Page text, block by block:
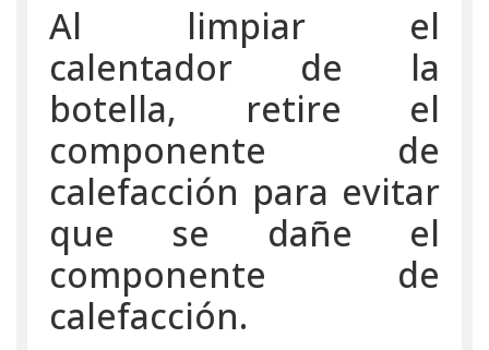
Al limpiar el
calentador de la
botella, retire el
componente de
calefacción para evitar
que se dañe el
componente de
calefacción.